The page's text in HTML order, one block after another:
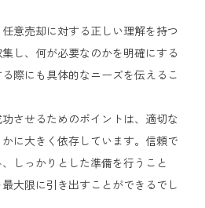
意売却に対する正しい理解を持つ
し、何が必要なのかを明確にする
際にも具体的なニーズを伝えるこ
させるためのポイントは、適切な
に大きく依存しています。信頼で
しっかりとした準備を行うこと
大限に引き出すことができるでし